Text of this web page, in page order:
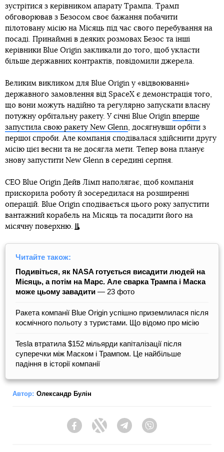
зустрітися з керівником апарату Трампа. Трамп
обговорював з Безосом своє бажання побачити
пілотовану місію на Місяць під час свого перебування на
посаді. Принаймні в деяких розмовах Безос та інші
керівники Blue Origin закликали до того, щоб укласти
більше державних контрактів, повідомили джерела.
Великим викликом для Blue Origin у «відвоюванні»
державного замовлення від SpaceX є демонстрація того,
що вони можуть надійно та регулярно запускати власну
потужну орбітальну ракету. У січні Blue Origin вперше
запустила свою ракету New Glenn, досягнувши орбіти з
першої спроби. Але компанія сподівалася здійснити другу
місію цієї весни та не досягла мети. Тепер вона планує
знову запустити New Glenn в середині серпня.
CEO Blue Origin Дейв Лімп наполягає, щоб компанія
прискорила роботу й зосередилася на розширенні
операцій. Blue Origin сподівається цього року запустити
вантажний корабель на Місяць та посадити його на
місячну поверхню.
Читайте також:
Подивіться, як NASA готується висадити людей на
Місяць, а потім на Марс. Але сварка Трампа і Маска
може цьому завадити — 23 фото
Ракета компанії Blue Origin успішно приземлилася після
космічного польоту з туристами. Що відомо про місію
Tesla втратила $152 мільярди капіталізації після
суперечки між Маском і Трампом. Це найбільше
падіння в історії компанії
Автор: Олександр Булін
FacebookTwitter Telegram